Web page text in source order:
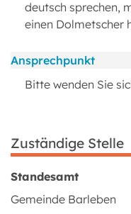
deutsch sprechen,
einen Dolmetscher
Ansprechpunkt
Bitte wenden Sie
Zuständige Stelle
Standesamt
Gemeinde Barleben